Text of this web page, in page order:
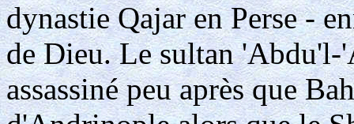
dynastie Qajar en Perse -
de Dieu. Le sultan
assassiné peu après que